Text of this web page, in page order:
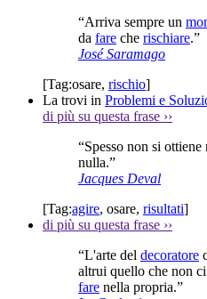
“Arriva sempre un
da fare che rischiare.”
José Saramago
[Tag:osare, rischio]
La trovi in Problemi e
di più su questa frase ››
“Spesso non si
nulla.”
Jacques Deval
[Tag:agire, osare, risultati]
di più su questa frase ››
“L'arte del decoratore
altrui quello che non
fare nella propria.”